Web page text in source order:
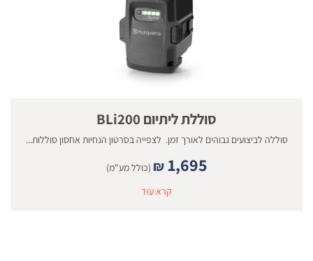
סוללת ליתיום BLi200
סוללה לביצועים גבוהים לאורך זמן. לצפייה בסרטון הנחיות אחסון סוללות...
₪ 1,695
(כולל מע"מ)
קרא עוד